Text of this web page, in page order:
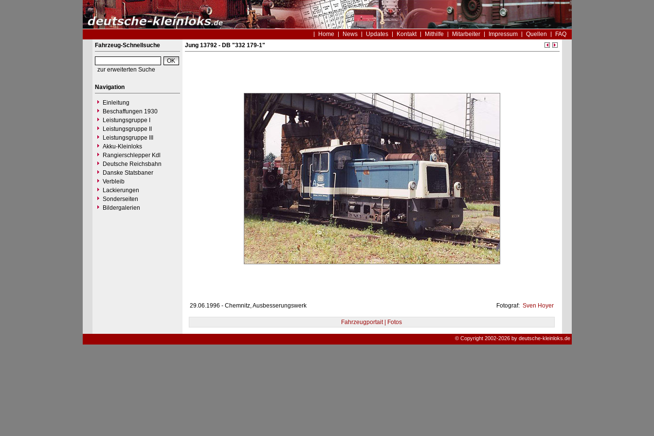
Home News Updates Kontakt Mithilfe Mitarbeiter Impressum Quellen
FAQ
Fahrzeug-Schnellsuche
zur erweiterten Suche
Navigation
Einleitung
Beschaffungen 1930
Leistungsgruppe I
Leistungsgruppe II
Leistungsgruppe III
Akku-Kleinloks
Rangierschlepper Kdl
Deutsche Reichsbahn
Danske Statsbaner
Verbleib
Lackierungen
Sonderseiten
Bildergalerien
Jung 13792 - DB "332 179-1"
29.06.1996 - Chemnitz, Ausbesserungswerk Fotograf: Sven Hoyer
Fahrzeugportait | Fotos
© Copyright 2002-2026 by deutsche-kleinloks.de